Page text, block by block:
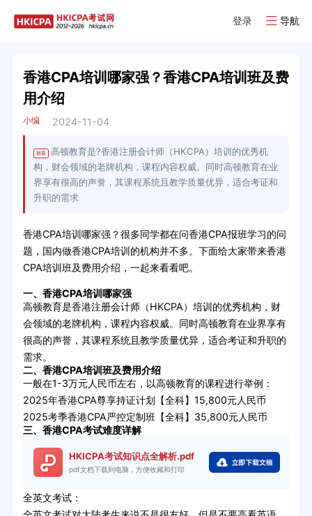
登录 导航
香港CPA培训哪家强？香港CPA培训班及费
用介绍
小编 2024-11-04
摘要
高顿教育是?香港注册会计师（HKCPA）培训的优秀机
构，财会领域的老牌机构，课程内容权威。同时高顿教育在业
界享有很高的声誉，其课程系统且教学质量优异，适合考证和
升职的需求
香港CPA培训哪家强？很多同学都在问香港CPA报班学习的问
题，国内做香港CPA培训的机构并不多。下面给大家带来香港
CPA培训班及费用介绍，一起来看看吧。
一、香港CPA培训哪家强
高顿教育是‌香港注册会计师（HKCPA）培训的优秀机构，财
会领域的老牌机构，课程内容权威。同时高顿教育在业界享有
很高的声誉，其课程系统且教学质量优异，适合考证和升职的
需求‌。
二、香港CPA培训班及费用介绍
一般在1-3万元人民币左右，以高顿教育的课程进行举例：
2025年香港CPA尊享持证计划【全科】15,800元人民币
2025考季香港CPA严控定制班【全科】35,800元人民币
三、香港CPA考试难度详解
HKICPA考试知识点全解析.pdf
pdf文档下载到电脑，方便收藏和打印
全英文考试：